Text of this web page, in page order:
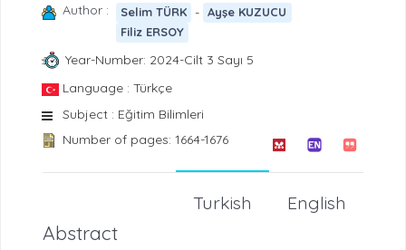
Author : Selim TÜRK - Ayşe KUZUCU
Filiz ERSOY
Year-Number: 2024-Cilt 3 Sayı 5
Language : Türkçe
Subject : Eğitim Bilimleri
Number of pages: 1664-1676
English
Turkish
Abstract